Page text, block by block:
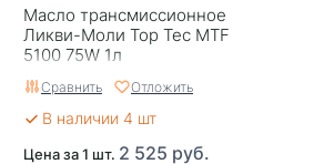
Масло трансмисcионное
Ликви-Моли Top Tec MTF
5100 75W 1л
Сравнить Отложить
В наличии 4 шт
Цена за 1 шт. 2 525 руб.